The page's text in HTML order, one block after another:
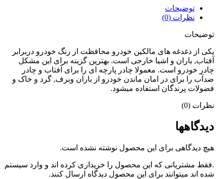
توضیحات
نظرات (0)
توضیحات
یکی از دغدغه های مالکین خودرو محافظت از رنگ خودرو دربرابر
آفتاب, باران و اشیا خارجی است. بهترین گزینه برای این مشکل
چادر خودرو است. معمولا چادر پارچه ای را برای آفتاب و چادر
ضدآب را برای در امان ماندن خودرو از باران وبرف, گرد و خاک و
فضولات پرندگان استفاده میشود.
نظرات (0)
دیدگاهها
هیچ دیدگاهی برای این محصول نوشته نشده است.
.فقط مشتریانی که این محصول را خریداری کرده اند و وارد سیستم
شده اند میتوانند برای این محصول دیدگاه ارسال کنند.